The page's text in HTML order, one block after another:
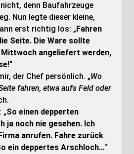
denn Baufahrzeuge
Nun legte dieser kleine,
erst richtig los: „Fahren
Seite. Die Ware sollte
angeliefert werden,
“
der Chef persönlich. „Wo
fahren, etwa aufs Feld oder
„So einen depperten
ja noch nie gesehen. Ich
anrufen. Fahre zurück
ein deppertes Arschloch…“